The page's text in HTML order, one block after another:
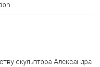
скульптора Александра